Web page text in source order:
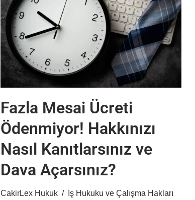
Fazla Mesai Ücreti
Ödenmiyor! Hakkınızı
Nasıl Kanıtlarsınız ve
Dava Açarsınız?
CakirLex Hukuk İş Hukuku ve Çalışma Hakları